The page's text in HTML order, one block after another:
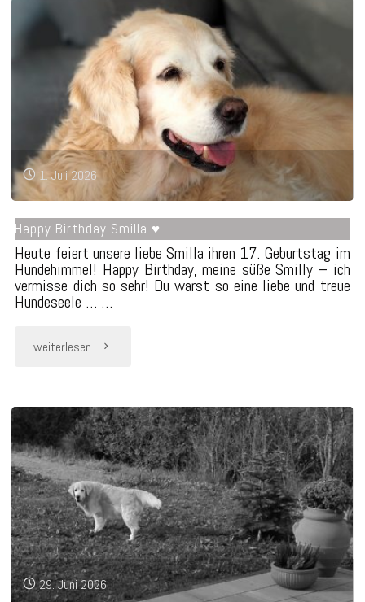
1. Juli 2026
Happy Birthday Smilla ♥
Heute feiert unsere liebe Smilla ihren 17. Geburtstag im
Hundehimmel! Happy Birthday, meine süße Smilly – ich
vermisse dich so sehr! Du warst so eine liebe und treue
Hundeseele … …
weiterlesen "Happy
Smilla
♥"
29. Juni 2026